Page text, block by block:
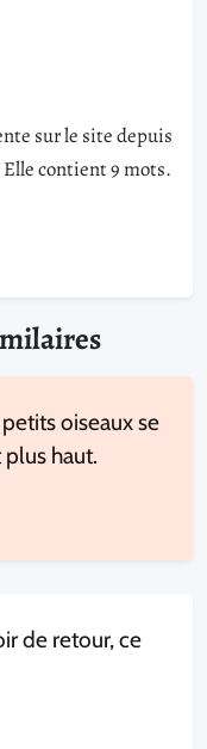
sur le site depuis
Elle contient 9 mots.
oiseaux se
haut.
de retour, ce